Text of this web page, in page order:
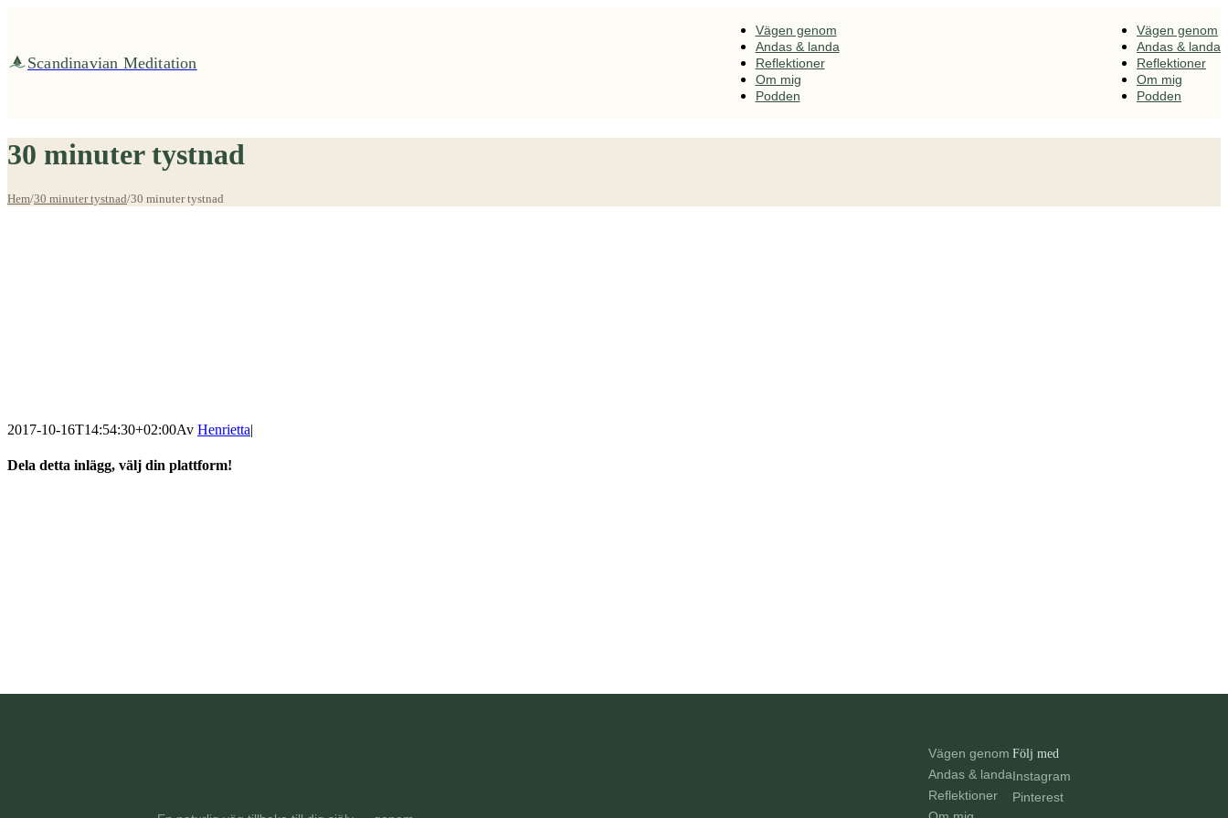
Scandinavian Meditation
Vägen genom
Andas & landa
Reflektioner
Om mig
Podden
Vägen genom
Andas & landa
Reflektioner
Om mig
Podden
30 minuter tystnad
Hem/30 minuter tystnad/30 minuter tystnad
2017-10-16T14:54:30+02:00Av Henrietta|
Dela detta inlägg, välj din plattform!
Vägen genom
Andas & landa
Reflektioner
Följ med
Instagram
Pinterest